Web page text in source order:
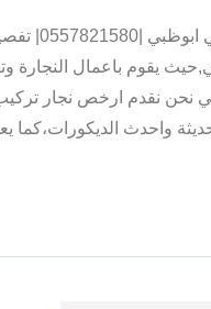
تركيب
يقوم باعمال النجارة
نحن نقدم ارخص نجار
واحدث